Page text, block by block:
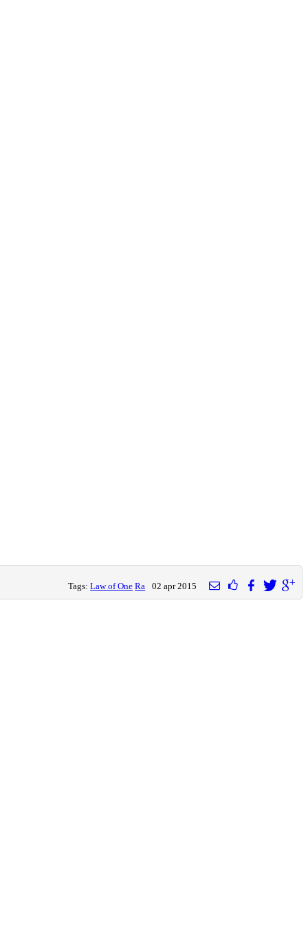
Tags:Law of One Ra 02 apr 2015